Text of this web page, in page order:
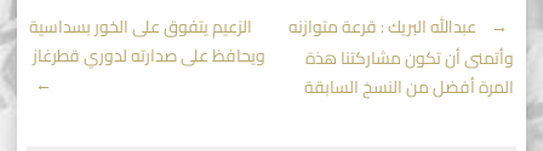
Post
navigation
←
عبدالله البريك : قرعة متوازنه
وأتمنى أن تكون مشاركتنا هذة
المرة أفضل من النسخ السابقة
الزعيم يتفوق على الخور بسداسية
ويحافظ على صدارته لدوري قطرغاز
→